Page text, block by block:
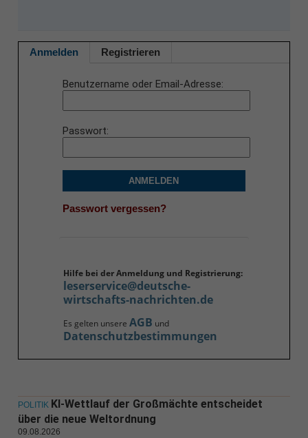
Anmelden Registrieren
Benutzername oder Email-Adresse
Passwort
ANMELDEN
Passwort vergessen?
Hilfe bei der Anmeldung und Registrierung:
leserservice@deutsche-
wirtschafts-nachrichten.de
Es gelten unsere AGB und
Datenschutzbestimmungen
POLITIK KI-Wettlauf der Großmächte entscheidet
über die neue Weltordnung
09.08.2026